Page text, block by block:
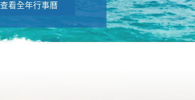
查看全年行事曆